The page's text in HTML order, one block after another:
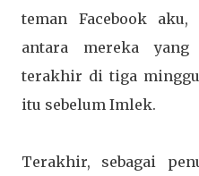
teman Facebook
antara mereka yang
terakhir di tiga
itu sebelum Imlek.
Terakhir, sebagai